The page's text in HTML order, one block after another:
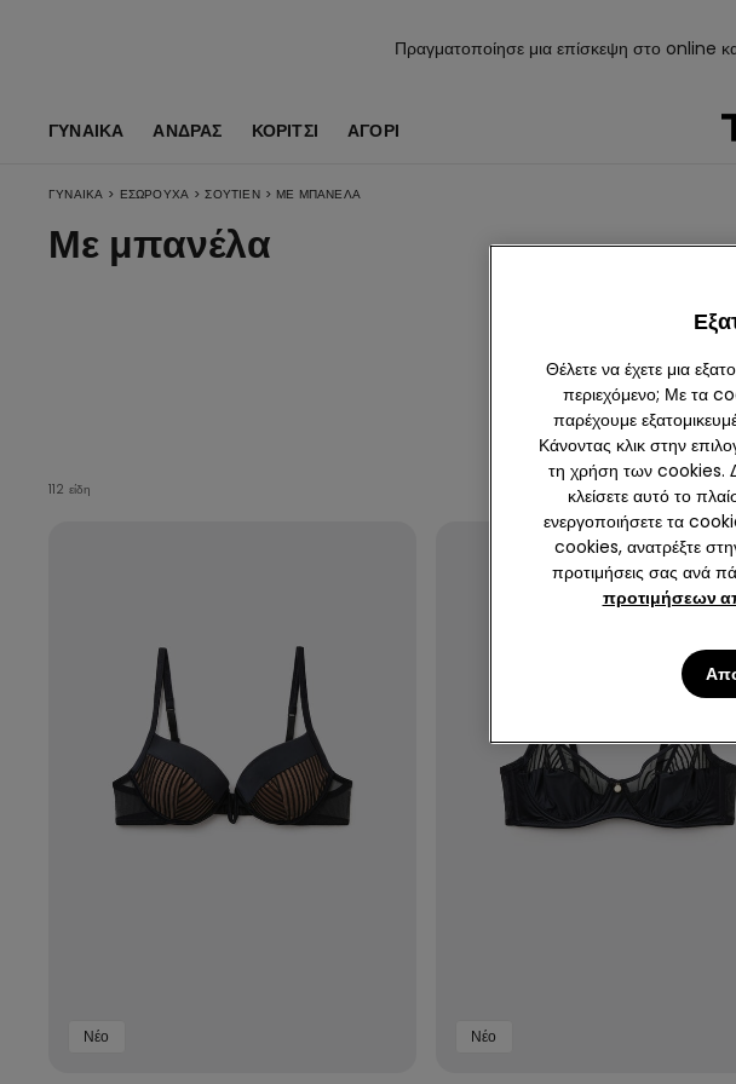
Πραγματοποίησε μια επίσκεψη στο online
ΓΥΝΑΙΚΑ ΑΝΔΡΑΣ ΚΟΡΊΤΣΙ ΑΓΌΡΙ
ΓΥΝΑΙΚΑ > ΕΣΏΡΟΥΧΑ > ΣΟΥΤΙΈΝ > ΜΕ ΜΠΑΝΈΛΑ
Με μπανέλα
Προβολή όλ
Push-up
112 είδη
Νέο Νέο
Θέλετε να έχετε μια
περιεχόμενο; Με τα
παρέχουμε
Κάνοντας κλικ στην
τη χρήση των cookies.
κλείσετε αυτό το
ενεργοποιήσετε τα
cookies, ανατρέξτε
προτιμήσεις σας ανά
προτιμήσεων